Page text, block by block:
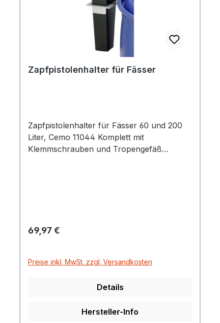
Zapfpistolenhalter für Fässer
Zapfpistolenhalter für Fässer 60 und 200
Liter, Cemo 11044 Komplett mit
Klemmschrauben und Tropengefäß
Leeren und Reinigen
Regulärer Preis:
69,97 €
Preise inkl. MwSt. zzgl. Versandkosten
Details
Hersteller-Info